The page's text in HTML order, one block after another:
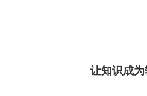
让知识成